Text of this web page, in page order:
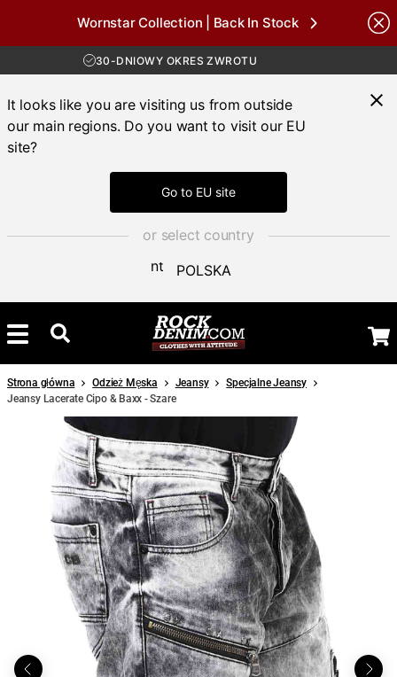
Wornstar Collection | Back In Stock
30-DNIOWY OKRES ZWROTU
DOSTAWA 4-7 DNI
DARMOWA WYSYŁKA POWYŻEJ 450 ZŁ
It looks like you are visiting us from outside
our main regions. Do you want to visit our EU
site?
Go to EU site
or select country
POLSKA
Strona główna Odzież Męska Jeansy
Specjalne Jeansy
Jeansy Lacerate Cipo & Baxx - Szare